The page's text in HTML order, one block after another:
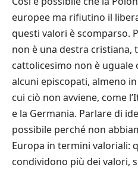
europee ma rifiutino il
questi valori è scomparso.
non è una destra
cattolicesimo non è uguale
alcuni episcopati, almeno
cui ciò non avviene, come
e la Germania. Parlare di
possibile perché non
Europa in termini valoriali:
condividono più dei valori,